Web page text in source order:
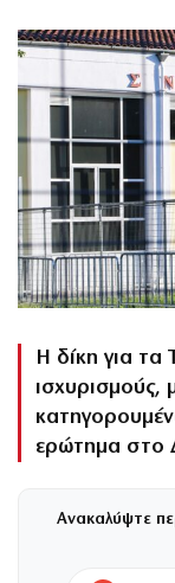
Η δίκη για τα
ισχυρισμούς,
ερώτημα στο
Ανακαλύψτε